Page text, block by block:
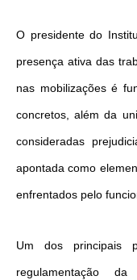
O presidente do
presença ativa das
nas mobilizações é
concretos, além da
consideradas
apontada como
enfrentados pelo
Um dos principais
regulamentação